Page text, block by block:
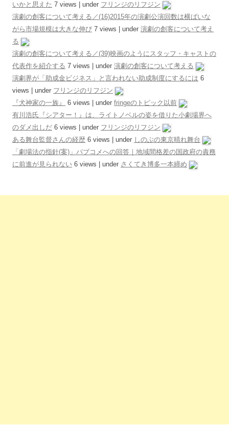
いかと思えた 7 views under フリンジのリフジン
演劇の創客について考える／(16)2015年の演劇公演回数は横ばいな
がら市場規模は大きな伸び 7 views under 演劇の創客について考え
る
演劇の創客について考える／(39)映画のようにスタッフ・キャストの
代表作を紹介する 7 views under 演劇の創客について考える
演劇界が「助成金ビジネス」と言われない助成制度にするには 6
views
under フリンジのリフジン
『犬神家の一族』
6 views under fringeのトピック以前
有川浩氏『シアター！』は、ライトノベルの姿を借りた小劇場界へ
のダメ出しだ 6 views under フリンジのリフジン
ある舞台監督さんの経歴 6 views under しのぶの東京晴れ舞台
「劇場法の指針(案)」パブコメへの回答｜地域間格差の国政府の責務
に前進が見られない 6 views under さくてき博多一本締め